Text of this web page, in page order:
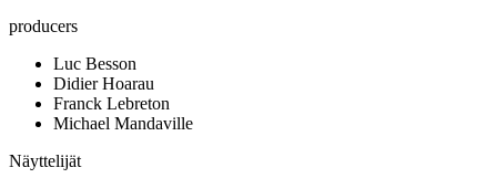
producers
Luc Besson
Didier Hoarau
Franck Lebreton
Michael Mandaville
Näyttelijät